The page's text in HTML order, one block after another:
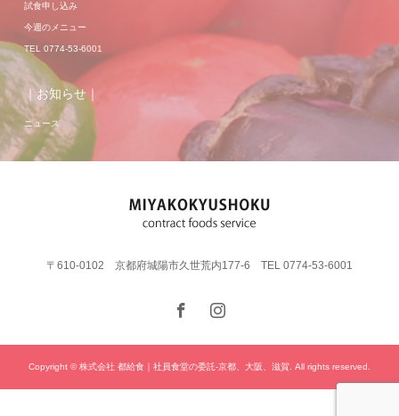
試食申し込み
今週のメニュー
TEL 0774-53-6001
｜お知らせ｜
ニュース
〒610-0102 京都府城陽市久世荒内177-6 TEL 0774-53-6001
Copyright © 株式会社 都給食｜社員食堂の委託-京都、大阪、滋賀. All rights reserved.